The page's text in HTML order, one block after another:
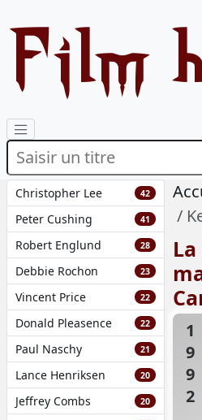
Film
Christopher Lee 42
Peter Cushing 41
Robert Englund 28
Debbie Rochon 23
Vincent Price 22
Donald Pleasence 22
Paul Naschy 21
Lance Henriksen 20
Jeffrey Combs 20 1992